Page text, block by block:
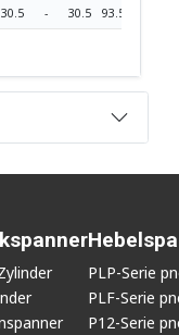
30.5 - 30.5 93.5
PLP-Serie
PLF-Serie
P12-Serie